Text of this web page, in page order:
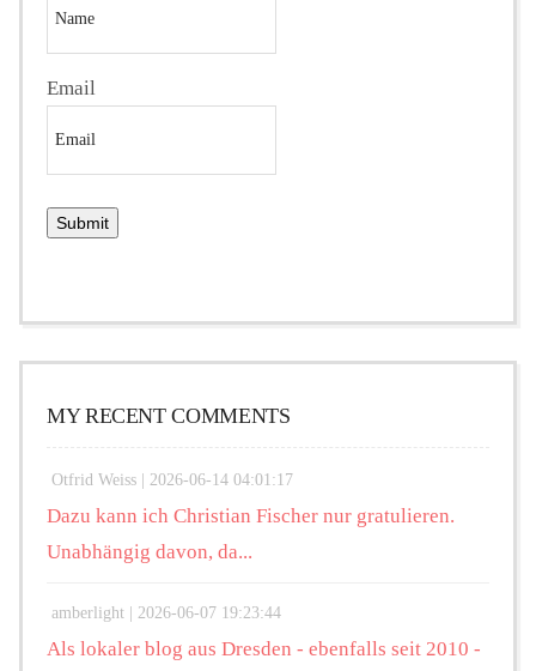
Email
MY RECENT COMMENTS
Otfrid Weiss | 2026-06-14 04:01:17
Dazu kann ich Christian Fischer nur gratulieren.
Unabhängig davon, da...
amberlight | 2026-06-07 19:23:44
Als lokaler blog aus Dresden - ebenfalls seit 2010 -